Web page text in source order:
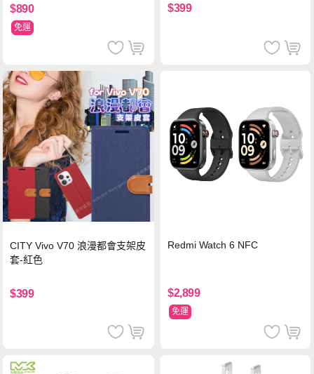
$890
免運
$399
CITY Vivo V70 浪漫都會支架皮
套-紅色
$399
Redmi Watch 6 NFC
$2,899
免運